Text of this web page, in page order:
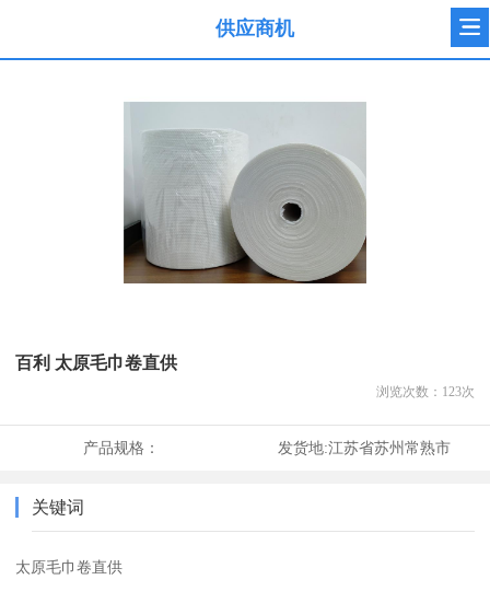
供应商机
百利 太原毛巾卷直供
浏览次数： 123次
产品规格： 发货地:江苏省苏州常熟市
关键词
太原毛巾卷直供